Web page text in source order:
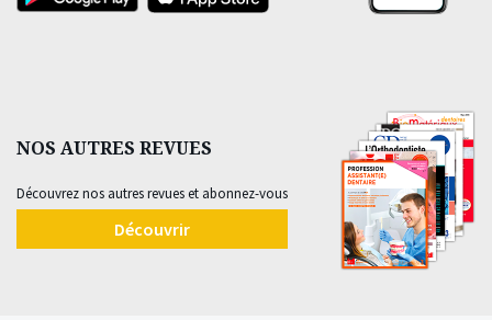
NOS AUTRES REVUES
Découvrez nos autres revues et abonnez-vous
Découvrir